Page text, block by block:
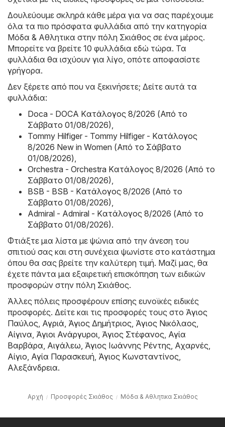
Δουλεύουμε σκληρά κάθε μέρα για να σας παρέχουμε
όλα τα πιο πρόσφατα φυλλάδια από την κατηγορία
Μόδα & Aθλητικα στην πόλη Σκιάθος σε ένα μέρος.
Μπορείτε να βρείτε 10 φυλλάδια εδώ τώρα. Τα
φυλλάδια θα ισχύουν για λίγο, οπότε αποφασίστε
γρήγορα.
Δεν ξέρετε από που να ξεκινήσετε; Δείτε αυτά τα
φυλλάδια:
Doca - DOCA Kατάλογος 8/2026 (Από το
Σάββατο 01/08/2026),
Tommy Hilfiger - Tommy Hilfiger - Kατάλογος
8/2026 New in Women (Από το Σάββατο
01/08/2026),
Orchestra - Orchestra Kατάλογος 8/2026 (Από το
Σάββατο 01/08/2026),
BSB - BSB - Kατάλογος 8/2026 (Από το
Σάββατο 01/08/2026),
Admiral - Admiral - Kατάλογος 8/2026 (Από το
Σάββατο 01/08/2026).
Φτιάξτε μια λίστα με ψώνια από την άνεση του
σπιτιού σας και στη συνέχεια ψωνίστε στο κατάστημα
όπου θα σας βρείτε την καλύτερη τιμή. Μαζί μας, θα
έχετε πάντα μια εξαιρετική επισκόπηση των ειδικών
προσφορών στην πόλη Σκιάθος.
Άλλες πόλεις προσφέρουν επίσης ευνοϊκές ειδικές
προσφορές. Δείτε και τις προσφορές τους στο Άγιος
Παύλος, Αγριά, Άγιος Δημήτριος, Άγιος Νικόλαος,
Αίγινα, Άγιοι Ανάργυροι, Άγιος Στέφανος, Αγία
Βαρβάρα, Αιγάλεω, Άγιος Ιωάννης Ρέντης, Αχαρνές,
Αίγιο, Αγία Παρασκευή, Άγιος Κωνσταντίνος,
Αλεξάνδρεια.
Αρχή Προσφορές Σκιάθος Μόδα & Aθλητικα Σκιάθος